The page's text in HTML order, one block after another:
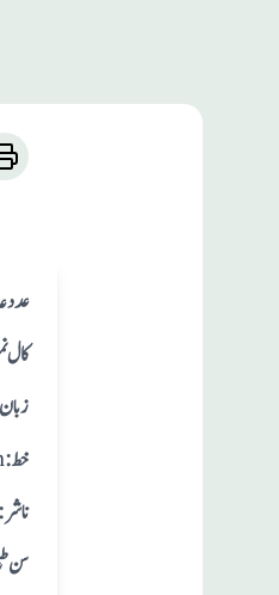
:عدد
:کال
:زبان
:خط
:ناشر
: سن